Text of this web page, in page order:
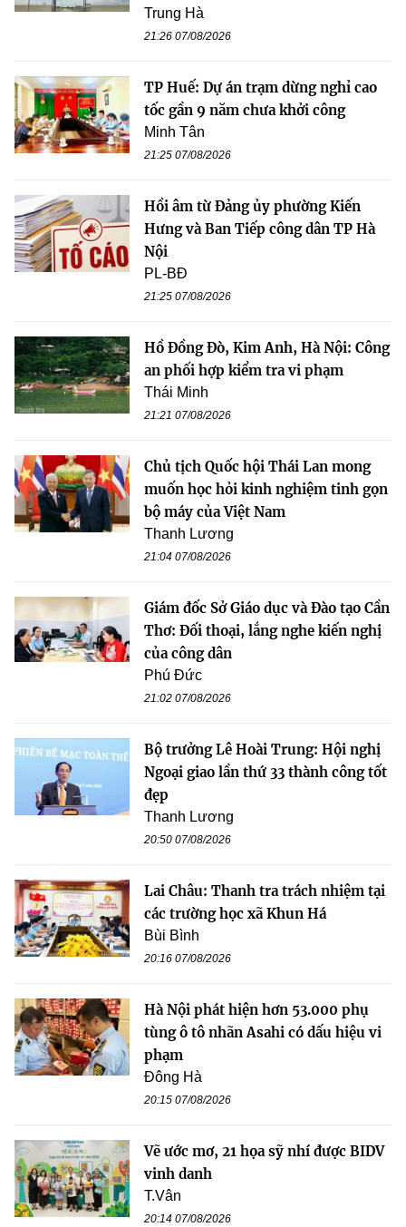
Trung Hà
21:26 07/08/2026
TP Huế: Dự án trạm dừng nghỉ cao
tốc gần 9 năm chưa khởi công
Minh Tân
21:25 07/08/2026
Hồi âm từ Đảng ủy phường Kiến
Hưng và Ban Tiếp công dân TP Hà
Nội
PL-BĐ
21:25 07/08/2026
Hồ Đồng Đò, Kim Anh, Hà Nội: Công
an phối hợp kiểm tra vi phạm
Thái Minh
21:21 07/08/2026
Chủ tịch Quốc hội Thái Lan mong
muốn học hỏi kinh nghiệm tinh gọn
bộ máy của Việt Nam
Thanh Lương
21:04 07/08/2026
Giám đốc Sở Giáo dục và Đào tạo Cần
Thơ: Đối thoại, lắng nghe kiến nghị
của công dân
Phú Đức
21:02 07/08/2026
Bộ trưởng Lê Hoài Trung: Hội nghị
Ngoại giao lần thứ 33 thành công tốt
đẹp
Thanh Lương
20:50 07/08/2026
Lai Châu: Thanh tra trách nhiệm tại
các trường học xã Khun Há
Bùi Bình
20:16 07/08/2026
Hà Nội phát hiện hơn 53.000 phụ
tùng ô tô nhãn Asahi có dấu hiệu vi
phạm
Đông Hà
20:15 07/08/2026
Vẽ ước mơ, 21 họa sỹ nhí được BIDV
vinh danh
T.Vân
20:14 07/08/2026